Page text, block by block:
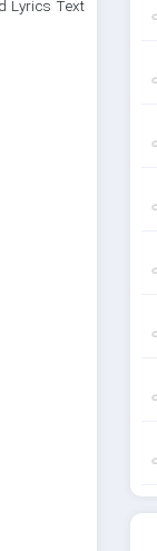
Lyrics Text